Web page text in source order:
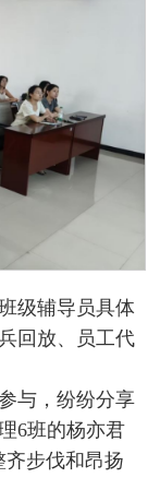
级辅导员具体
回放、员工代
与，纷纷分享
6班的杨亦君
齐步伐和昂扬